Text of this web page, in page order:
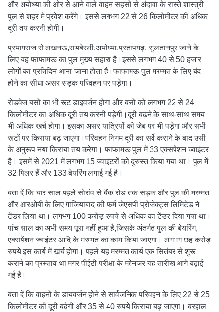
और अयोध्या की ओर से आने वाले वाहन सहसों से अंदावा के रास्ते शास्त्री
पुल से शहर में प्रवेश करेंगे। इससे लगभग 22 से 26 किलोमीटर की अधिक
दूरी तय करनी होगी।
प्रयागराज से लखनऊ,रायबेरली,अयोध्या,प्रतापगढ़, सुलतानपुर जाने के
लिए यह फाफामऊ का पुल मुख्य सहारा है।इससे लगभग 40 से 50 हजार
लोगों का प्रतिदिन आना-जाना होता है।फाफामऊ पुल मरम्मत के लिए बंद
होने का सीधा असर सड़क परिवहन पर पड़ेगा।
रोडवेज बसों का भी रूट डाइवर्जन होगा और बसों को लगभग 22 से 24
किलोमीटर का अधिक दूरी तय करनी पड़ेगी।दूरी बढ़ने के साथ-साथ समय
भी अधिक खर्च होगा। इसका असर यात्रियों की जेब पर भी पड़ेगा और सभी
रूटों पर किराया बढ़ जाएगा।परिवहन निगम दूरी का सर्वे कराने के बाद उसी
के अनुरूप नया किराया तय करेगा। फाफामऊ पुल में 33 एक्सपेंशन ज्वाइंटर
है। इसमें से 2021 में लगभग 15 ज्वाइंटरों को दुरुस्त किया गया था। पुल में
32 पिलर हैं और 133 बेयरिंग लगाई गई है।
बता दें कि चार साल पहले सोरांव से बैंक रोड तक सड़क और पुल की मरम्मत
और आरओबी के लिए गाजियाबाद की फर्म जेएसपी प्रोजेक्ट्स लिमिटेड ने
टेंडर लिया था। लगभग 100 करोड़ रुपये से अधिक का टेंडर दिया गया था।
पांच साल का अभी समय पूरा नहीं हुआ है,जिसके अंतर्गत पुल की बेयरिंग,
एक्सपेंशन ज्वाइंटर आदि के मरम्मत का काम किया जाएगा। लगभग छह करोड़
रुपये इस कार्य में खर्च होगा। पहले यह मरम्मत कार्य एक सितंबर से शुरू
कराने का प्रस्ताव था मगर पीईटी परीक्षा के मद्देनजर यह तारीख आगे बढ़ाई
गई है।
बता दें कि वाहनों के डायवर्जन होने से सार्वजनिक परिवहन के लिए 22 से 25
किलोमीटर की दूरी बढ़ेगी और 35 से 40 रुपये किराया बढ़ जाएगा। बरहाल